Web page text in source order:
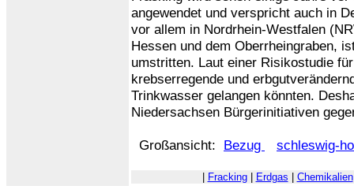
angewendet und verspricht auch in
vor allem in Nordrhein-Westfalen
Hessen und dem Oberrheingraben,
umstritten. Laut einer Risikostudie
krebserregende und
Trinkwasser gelangen könnten.
Niedersachsen Bürgerinitiativen
Großansicht: Bezug schleswig-
Fracking| Erdgas Chemikalien